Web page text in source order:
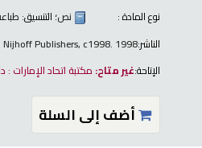
نوع المادة :
نص؛ التنسيق:
الناشر:Nijhoff Publishers, c1998. 1998
الإتاحة:غير متاح: مكتبة اتحاد الإمارات
أضف إلى السلة